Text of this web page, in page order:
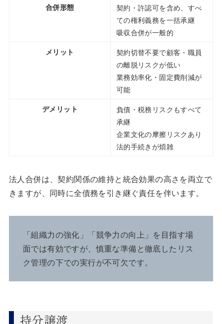
合併形態
契約・許認可を含め、すべ
ての権利義務を一括承継
吸収合併が一般的
メリット
契約切替不要で顧客・職員
の離脱リスクが低い
業務効率化・固定費削減が
可能
デメリット
負債・税務リスクもすべて
承継
企業文化の摩擦リスクあり
法的手続きが煩雑
法人合併は、契約関係の維持と統合効果の高さを両立で
きますが、同時に全債務を引き継ぐ責任を伴います。
「組織力の強化」「競争力の向上」を目指す場
面では有効ですが、慎重な準備と徹底したリス
ク管理の下での実行が不可欠です。
持分譲渡